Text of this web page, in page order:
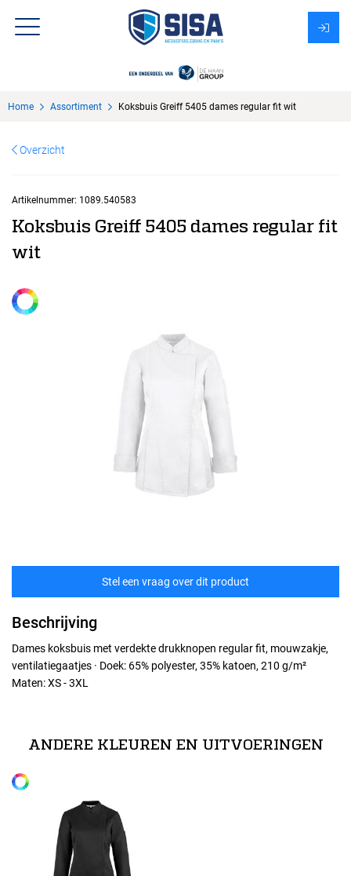
Over Sisa
KMS
Uitzendbureau?
Home Assortiment Koksbuis Greiff 5405 dames regular fit wit
Overzicht
Artikelnummer: 1089.540583
Koksbuis Greiff 5405 dames regular fit
wit
Stel een vraag over dit product
Beschrijving
Dames koksbuis met verdekte drukknopen regular fit, mouwzakje,
ventilatiegaatjes · Doek: 65% polyester, 35% katoen, 210 g/m²
Maten: XS - 3XL
S
Alle maten
ANDERE KLEUREN EN UITVOERINGEN